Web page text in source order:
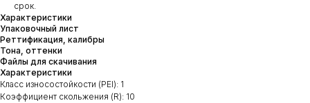
срок.
Характеристики
Упаковочный лист
Реттификация, калибры
Тона, оттенки
Файлы для скачивания
Характеристики
Класс износостойкости (PEI): 1
Коэффициент скольжения (R): 10